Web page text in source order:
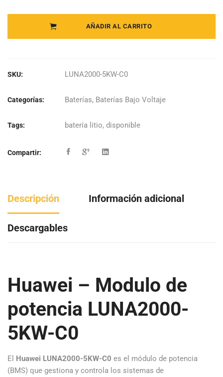
5KW-C0
AÑADIR AL CARRITO
SKU: LUNA2000-5KW-C0
Categorías: Baterías, Baterías Bajo Voltaje
Tags: batería litio, disponible
Compartir:
Descripción Información adicional
Descargables
Huawei – Modulo de
potencia LUNA2000-
5KW-C0
El Huawei LUNA2000-5KW-C0 es el módulo de potencia
(BMS) que gestiona y controla los sistemas de